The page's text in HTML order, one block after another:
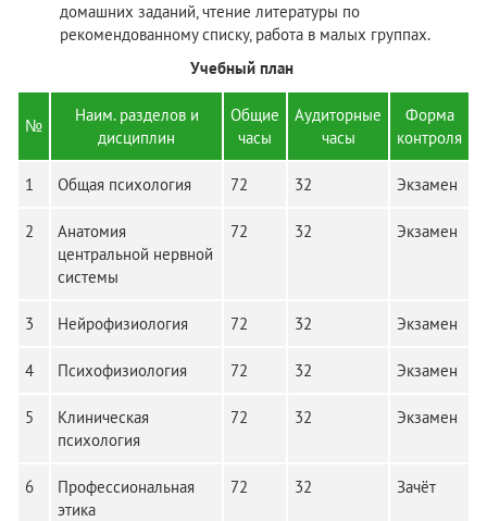
домашних заданий, чтение литературы по
рекомендованному списку, работа в малых группах.
Учебный план
№
Наим. разделов и
дисциплин
Общие
часы
Аудиторные
часы
Форма
контроля
1 Общая психология 72 32 Экзамен
2
Анатомия
центральной нервной
системы
72 32 Экзамен
3 Нейрофизиология 72 32 Экзамен
4 Психофизиология 72 32 Экзамен
5
Клиническая
психология
72 32 Экзамен
6
Профессиональная
этика
72 32 Зачёт